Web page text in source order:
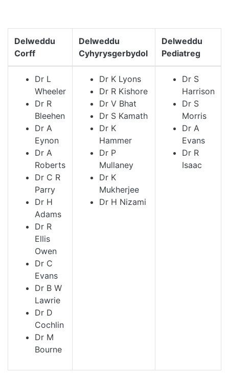
Delweddu
Corff
Delweddu
Cyhyrysgerbydol
Delweddu
Pediatreg
Dr L
Wheeler
Dr R
Bleehen
Dr A
Eynon
Dr A
Roberts
Dr C R
Parry
Dr H
Adams
Dr R
Ellis
Owen
Dr C
Evans
Dr B W
Lawrie
Dr D
Cochlin
Dr M
Bourne
Dr K Lyons
Dr R Kishore
Dr V Bhat
Dr S Kamath
Dr K
Hammer
Dr P
Mullaney
Dr K
Mukherjee
Dr H Nizami
Dr S
Harrison
Dr S
Morris
Dr A
Evans
Dr R
Isaac